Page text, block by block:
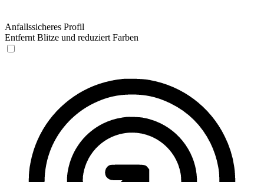
Anfallssicheres Profil
Entfernt Blitze und reduziert Farben